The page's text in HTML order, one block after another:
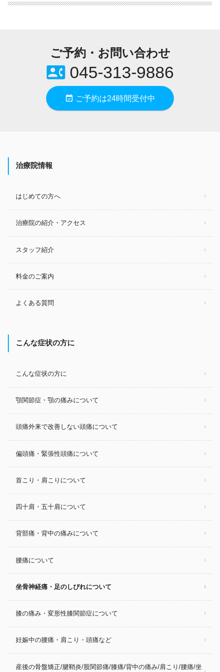
ご予約・お問い合わせ
contact_phone045-313-9886
event_available ご予約は24時間受付中
治療院情報
はじめての方へ
治療院の紹介・アクセス
スタッフ紹介
料金のご案内
よくある質問
こんな症状の方に
こんな症状の方に
顎関節症・顎の痛みについて
頭痛外来で改善しない頭痛について
偏頭痛・緊張性頭痛について
首こり・肩こりについて
四十肩・五十肩について
背部痛・背中の痛みについて
腰痛について
坐骨神経痛・足のしびれについて
膝の痛み・変形性膝関節症について
妊娠中の腰痛・肩こり・頭痛など
産後の骨盤矯正/腱鞘炎/股関節痛/膝痛/背中の痛み/肩こり/腰痛/坐